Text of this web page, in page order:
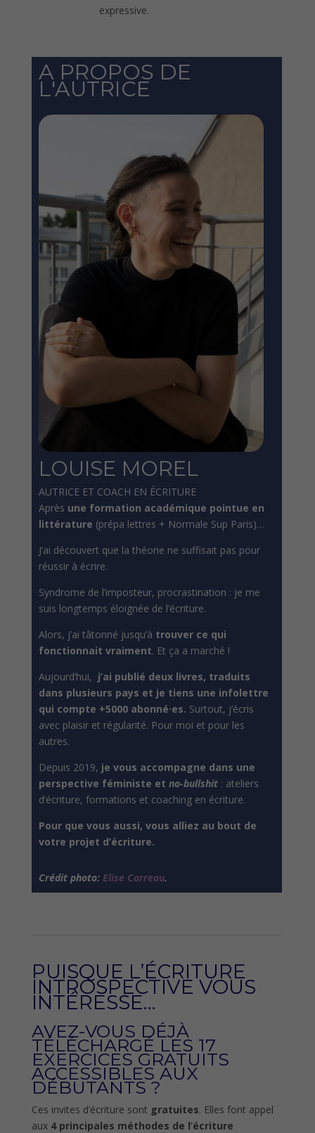
expressive.
A PROPOS DE
L'AUTRICE
LOUISE MOREL
AUTRICE ET COACH EN ÉCRITURE
Après une formation académique pointue en
littérature (prépa lettres + Normale Sup Paris)…
J’ai découvert que la théorie ne suffisait pas pour
réussir à écrire.
Syndrome de l’imposteur, procrastination : je me
suis longtemps éloignée de l’écriture.
Alors, j’ai tâtonné jusqu’à trouver ce qui
fonctionnait vraiment. Et ça a marché !
Aujourd’hui, j’ai publié deux livres, traduits
dans plusieurs pays et je tiens une infolettre
qui compte +5000 abonné·es. Surtout, j’écris
avec plaisir et régularité. Pour moi et pour les
autres.
Depuis 2019, je vous accompagne dans une
perspective féministe et no-bullshit: ateliers
d’écriture, formations et coaching en écriture.
Pour que vous aussi, vous alliez au bout de
votre projet d’écriture.
Crédit photo: Elise Carreau.
PUISQUE L’ÉCRITURE
INTROSPECTIVE VOUS
INTÉRESSE…
AVEZ-VOUS DÉJÀ
TÉLÉCHARGÉ LES 17
EXERCICES GRATUITS
ACCESSIBLES AUX
DÉBUTANTS ?
Ces invites d’écriture sont gratuites. Elles font appel
aux 4 principales méthodes de l’écriture